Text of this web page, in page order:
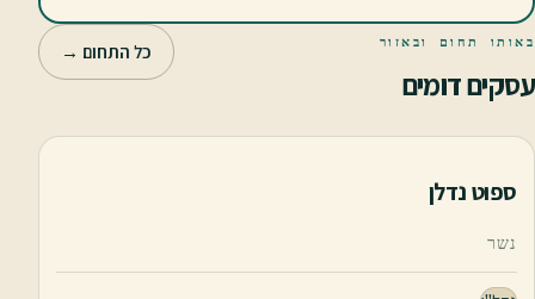
באותו תחום ובאזור
עסקים דומים
כל התחום →
ספוט נדלן
נשר